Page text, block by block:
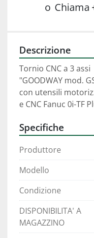
o Chiama
Descrizione
Tornio CNC a 3 assi
"GOODWAY mod.
con utensili
e CNC Fanuc 0i-TF
Specifiche
Produttore
Modello
Condizione
DISPONIBILITA' A
MAGAZZINO